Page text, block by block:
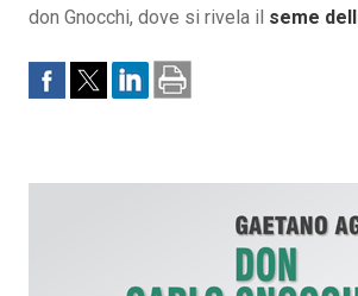
don Gnocchi, dove si rivela il seme